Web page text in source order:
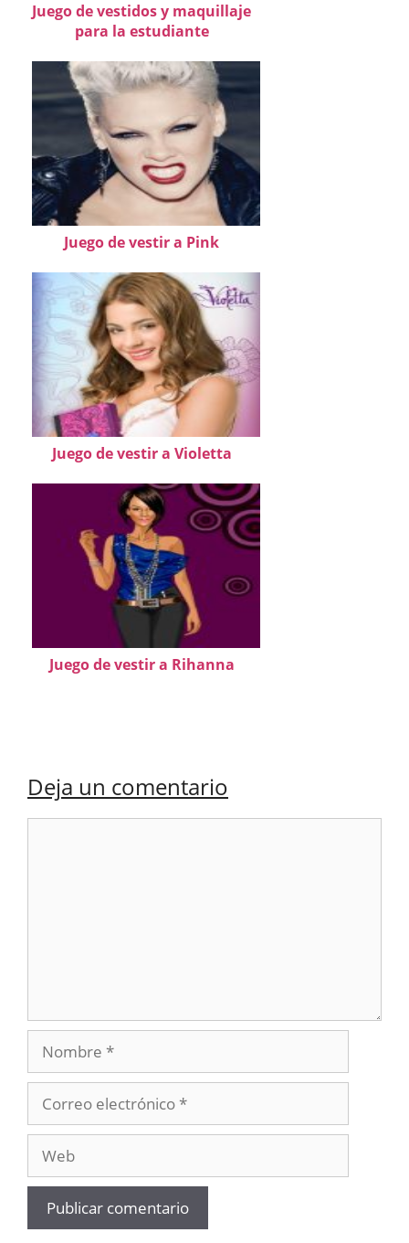
Juego de vestidos y maquillaje
para la estudiante
Juego de vestir a Pink
Juego de vestir a Violetta
Juego de vestir a Rihanna
Deja un comentario
Nombre
electrónico